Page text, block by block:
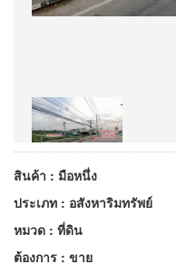
สินค้า : มือหนึ่ง
ประเภท : อสังหาริมทรัพย์
หมวด : ที่ดิน
ต้องการ : ขาย